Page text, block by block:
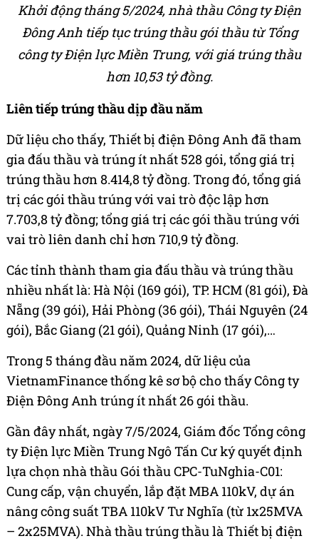
Khởi động tháng 5/2024, nhà thầu Công ty Điện
Đông Anh tiếp tục trúng thầu gói thầu từ Tổng
công ty Điện lực Miền Trung, với giá trúng thầu
hơn 10,53 tỷ đồng.
Liên tiếp trúng thầu dịp đầu năm
Dữ liệu cho thấy, Thiết bị điện Đông Anh đã tham
gia đấu thầu và trúng ít nhất 528 gói, tổng giá trị
trúng thầu hơn 8.414,8 tỷ đồng. Trong đó, tổng giá
trị các gói thầu trúng với vai trò độc lập hơn
7.703,8 tỷ đồng; tổng giá trị các gói thầu trúng với
vai trò liên danh chỉ hơn 710,9 tỷ đồng.
Các tỉnh thành tham gia đấu thầu và trúng thầu
nhiều nhất là: Hà Nội (169 gói), TP. HCM (81 gói), Đà
Nẵng (39 gói), Hải Phòng (36 gói), Thái Nguyên (24
gói), Bắc Giang (21 gói), Quảng Ninh (17 gói),…
Trong 5 tháng đầu năm 2024, dữ liệu của
VietnamFinance thống kê sơ bộ cho thấy Công ty
Điện Đông Anh trúng ít nhất 26 gói thầu.
Gần đây nhất, ngày 7/5/2024, Giám đốc Tổng công
ty Điện lực Miền Trung Ngô Tấn Cư ký quyết định
lựa chọn nhà thầu Gói thầu CPC-TuNghia-C01:
Cung cấp, vận chuyển, lắp đặt MBA 110kV, dự án
nâng công suất TBA 110kV Tư Nghĩa (từ 1x25MVA
– 2x25MVA). Nhà thầu trúng thầu là Thiết bị điện